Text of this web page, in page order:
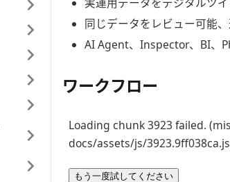
同じデータをレビュー可能
AI Agent、Inspector、BI、
ワークフロー
Loading chunk 3923 failed.
docs/assets/js/
もう一度試してください